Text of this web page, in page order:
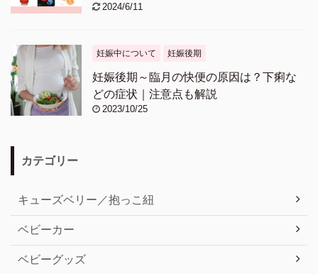
2024/6/11
妊娠中について 妊娠後期
妊娠後期～臨月の快便の原因は？下痢な
どの症状｜注意点も解説
2023/10/25
カテゴリー
キューズベリー／抱っこ紐
ベビーカー
ベビーグッズ